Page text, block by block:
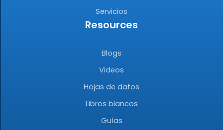
Servicios
Resources
Blogs
Videos
Hojas de datos
Libros blancos
Guías